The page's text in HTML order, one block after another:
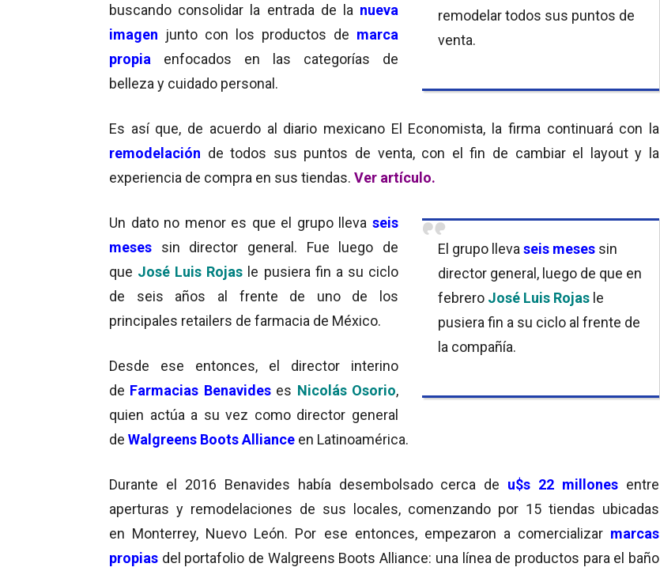
remodelar todos sus puntos de
venta.
buscando consolidar la entrada de la nueva
imagen junto con los productos de marca
propia
enfocados en las categorías de
belleza y cuidado personal.
Es así que, de acuerdo al diario mexicano El Economista, la firma continuará con la
remodelación de todos sus puntos de venta, con el fin de cambiar el layout y la
experiencia de compra en sus tiendas. Ver artículo.
El grupo lleva seis meses sin
director general, luego de que en
febrero José Luis Rojas le
pusiera fin a su ciclo al frente de
la compañía.
Un dato no menor es que el grupo lleva seis
meses sin director general. Fue luego de
que José Luis Rojas le pusiera fin a su ciclo
de seis años al frente de uno de los
principales retailers de farmacia de México.
Desde ese entonces, el director interino
de Farmacias Benavides es Nicolás Osorio,
quien actúa a su vez como director general
de Walgreens Boots Alliance en Latinoamérica.
Durante el 2016 Benavides había desembolsado cerca de u$s 22 millones entre
aperturas y remodelaciones de sus locales, comenzando por 15 tiendas ubicadas
en Monterrey, Nuevo León. Por ese entonces, empezaron a comercializar marcas
propias del portafolio de Walgreens Boots Alliance: una línea de productos para el baño